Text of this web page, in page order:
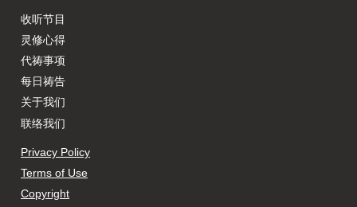
收听节目
灵修心得
代祷事项
每日祷告
关于我们
联络我们
Privacy Policy
Terms of Use
Copyright